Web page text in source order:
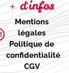
+ d'infos
Mentions
légales
Politique de
confidentialité
CGV